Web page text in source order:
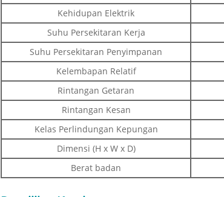
Kehidupan Elektrik
Suhu Persekitaran Kerja
Suhu Persekitaran Penyimpanan
Kelembapan Relatif
Rintangan Getaran
Rintangan Kesan
Kelas Perlindungan Kepungan
Dimensi (H x W x D)
Berat badan